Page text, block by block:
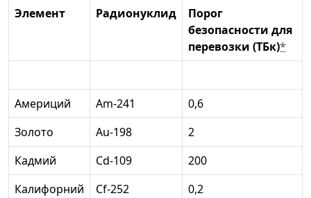
Элемент Радионуклид
Порог
безопасности для
перевозки (ТБк)*
Америций Аm-241
0,6
Золото
Au-198
2
Кадмий
Cd-109
200
Калифорний
Cf-252
0,2